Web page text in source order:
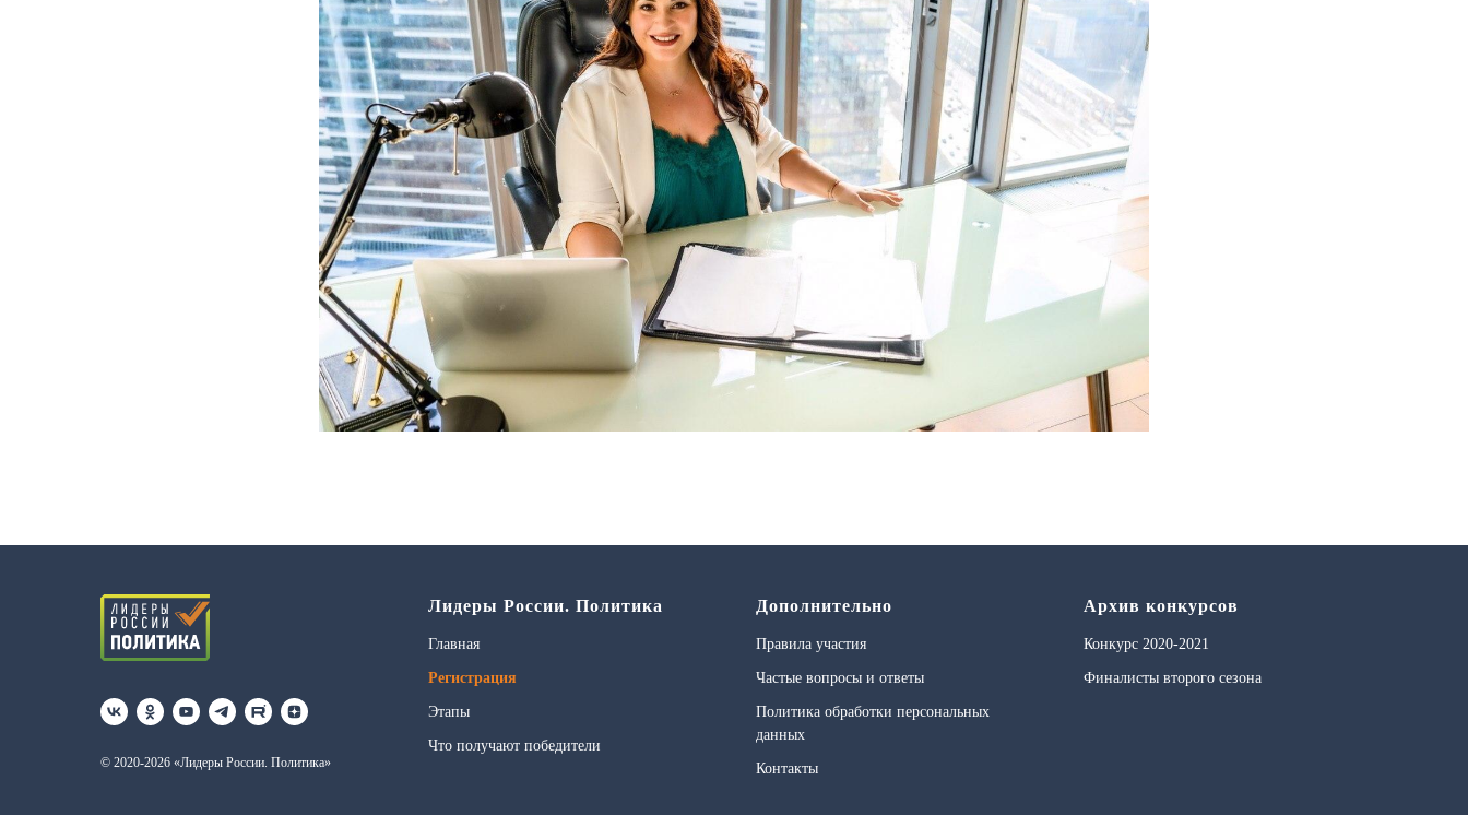
© 2020-2026 «Лидеры России. Политика»
Лидеры России. Политика
Главная
Регистрация
Этапы
Что получают победители
Дополнительно
Правила участия
Частые вопросы и ответы
Политика обработки персональных
данных
Контакты
Архив конкурсов
Конкурс 2020-2021
Финалисты второго сезона